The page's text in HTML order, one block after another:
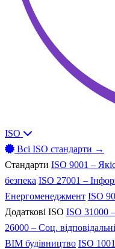
ISO
Всі ISO стандарти →
Стандарти ISO 9001 –
безпека ISO 27001 –
Енергоменеджмент ISO
Додаткові ISO ISO 31000
26000 – Соц.
BIM будівництво ISO